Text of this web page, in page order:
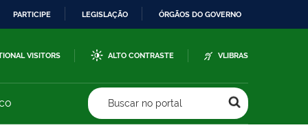
PARTICIPE LEGISLAÇÃO ÓRGÃOS DO GOVERNO
VISITORS ALTO CONTRASTE VLIBRAS
Buscar no portal